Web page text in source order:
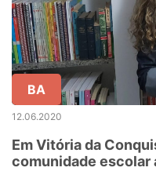
BA
12.06.2020
Em Vitória da
comunidade escolar